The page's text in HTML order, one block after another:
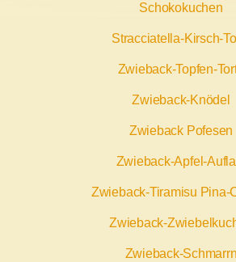
Schokokuchen
Stracciatella-Kirsch-
Zwieback-Topfen-
Zwieback-Knödel
Zwieback Pofesen
Zwieback-Apfel-
Zwieback-Tiramisu Pina-
Zwieback-
Zwieback-Schmarrn